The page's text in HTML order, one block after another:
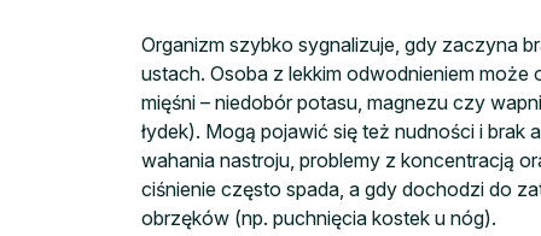
Organizm szybko sygnalizuje, gdy zaczyna
ustach. Osoba z lekkim odwodnieniem
mięśni – niedobór potasu, magnezu czy
łydek). Mogą pojawić się też nudności i brak
wahania nastroju, problemy z koncentracją
ciśnienie często spada, a gdy dochodzi do
obrzęków (np. puchnięcia kostek u nóg).